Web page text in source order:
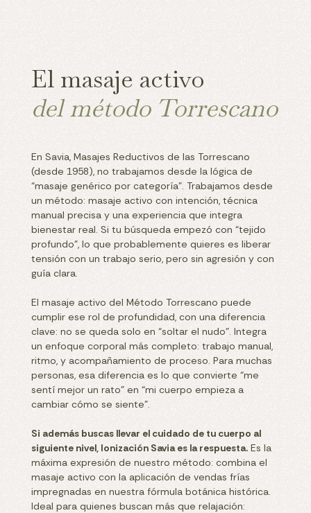
El masaje activo
del método Torrescano
En Savia, Masajes Reductivos de las Torrescano
(desde 1958), no trabajamos desde la lógica de
“masaje genérico por categoría”. Trabajamos desde
un método: masaje activo con intención, técnica
manual precisa y una experiencia que integra
bienestar real. Si tu búsqueda empezó con “tejido
profundo”, lo que probablemente quieres es liberar
tensión con un trabajo serio, pero sin agresión y con
guía clara.
El masaje activo del Método Torrescano puede
cumplir ese rol de profundidad, con una diferencia
clave: no se queda solo en “soltar el nudo”. Integra
un enfoque corporal más completo: trabajo manual,
ritmo, y acompañamiento de proceso. Para muchas
personas, esa diferencia es lo que convierte “me
sentí mejor un rato” en “mi cuerpo empieza a
cambiar cómo se siente”.
Si además buscas llevar el cuidado de tu cuerpo al
siguiente nivel, Ionización Savia es la respuesta.Es la
máxima expresión de nuestro método: combina el
masaje activo con la aplicación de vendas frías
impregnadas en nuestra fórmula botánica histórica.
Ideal para quienes buscan más que relajación: